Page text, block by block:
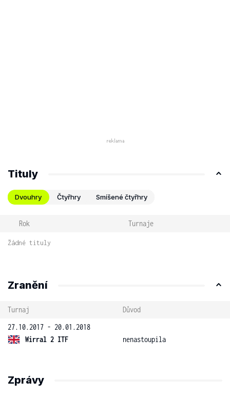
Tituly
Dvouhry Čtyřhry Smíšené čtyřhry
Rok Turnaje
Žádné tituly
Zranění
Turnaj
Důvod
27.10.2017 - 20.01.2018
Wirral 2 ITF
nenastoupila
Zprávy